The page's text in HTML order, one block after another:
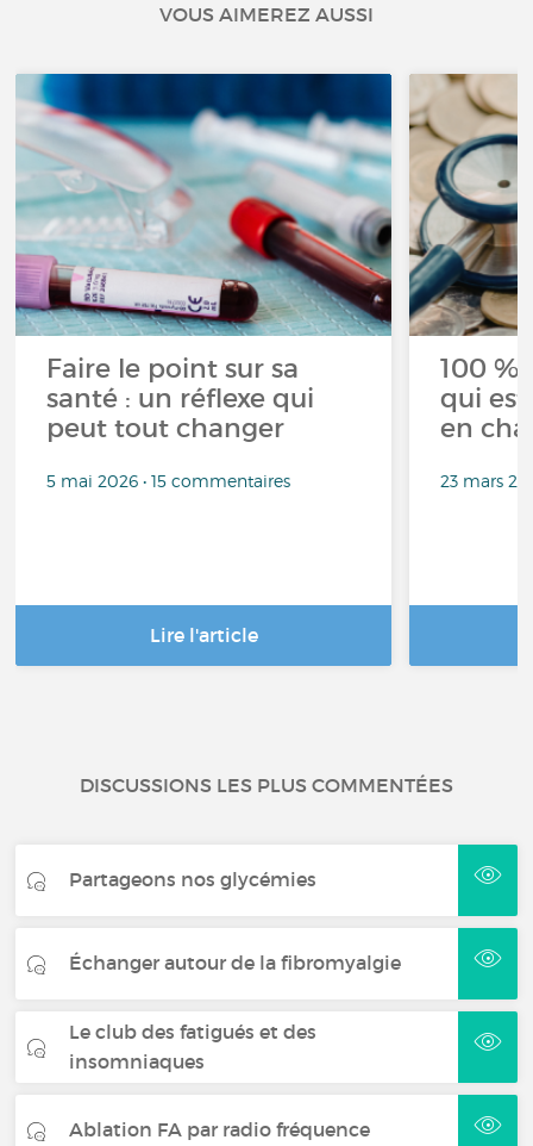
VOUS AIMEREZ AUSSI
Faire le point sur sa
santé : un réflexe qui
peut tout changer
5 mai 2026 • 15 commentaires
Lire l'article
100 %
qui
en
23 mars
DISCUSSIONS LES PLUS COMMENTÉES
Partageons nos glycémies
Échanger autour de la fibromyalgie
Le club des fatigués et des
insomniaques
Ablation FA par radio fréquence